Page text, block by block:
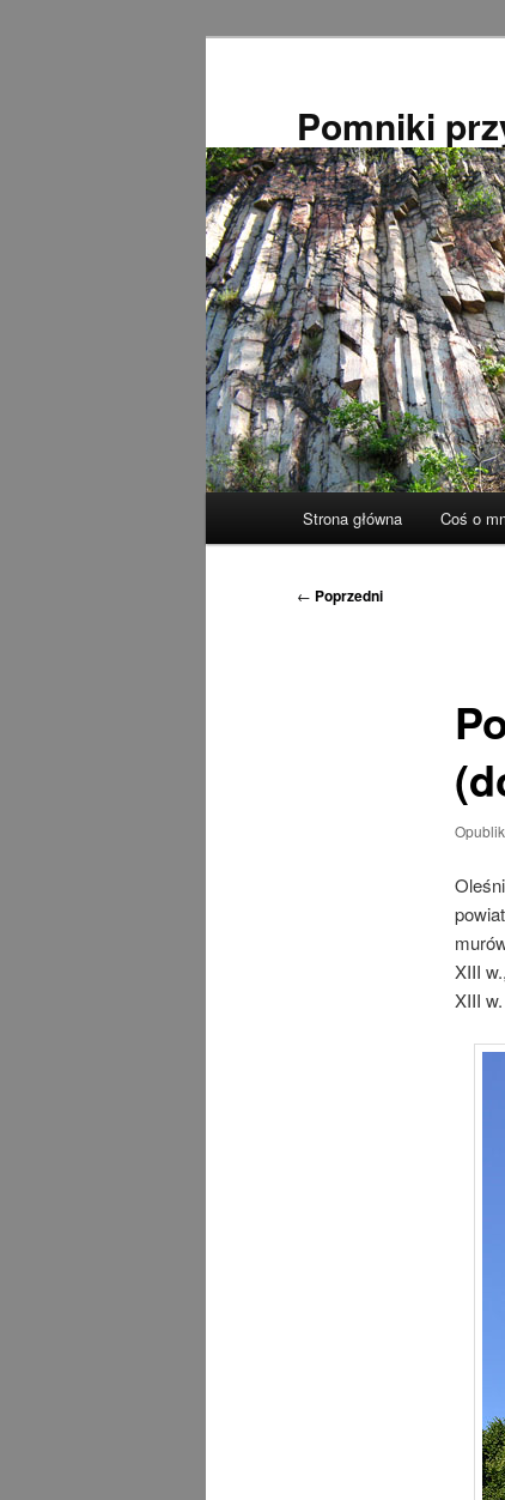
Pomniki
Strona główna Coś o
Nawigacja
← Poprzedni
XIII
XIII w.